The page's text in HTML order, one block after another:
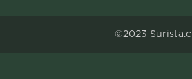
©2023 Surista.cl